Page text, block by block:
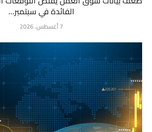
الفائدة في سبتمبر...
7 أغسطس، 2026